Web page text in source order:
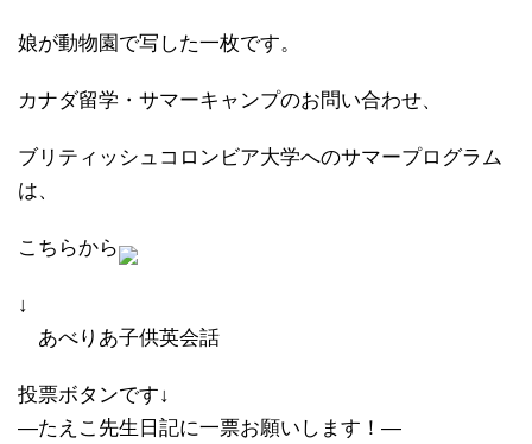
娘が動物園で写した一枚です。
カナダ留学・サマーキャンプのお問い合わせ、
ブリティッシュコロンビア大学へのサマープログラム
は、
こちらから
↓
あべりあ子供英会話
投票ボタンです↓
―たえこ先生日記に一票お願いします！―